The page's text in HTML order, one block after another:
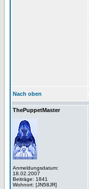
Nach oben
ThePuppetMaster
Anmeldungsdatum:
18.02.2007
Beiträge: 1841
Wohnort: [JN58JR]